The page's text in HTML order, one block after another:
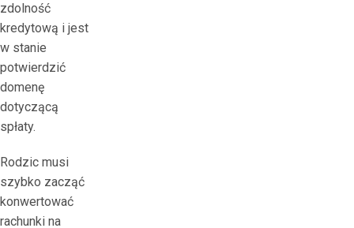
zdolność
kredytową i jest
w stanie
potwierdzić
domenę
dotyczącą
spłaty.
Rodzic musi
szybko zacząć
konwertować
rachunki na
а
т
ь
в
э
л
е
т
р
о